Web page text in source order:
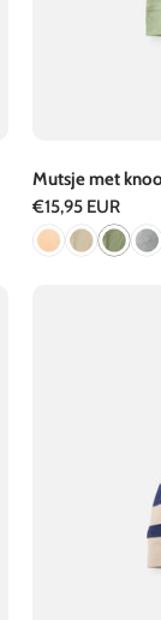
Mutsje met
Normale
prijs
€15,95 EUR